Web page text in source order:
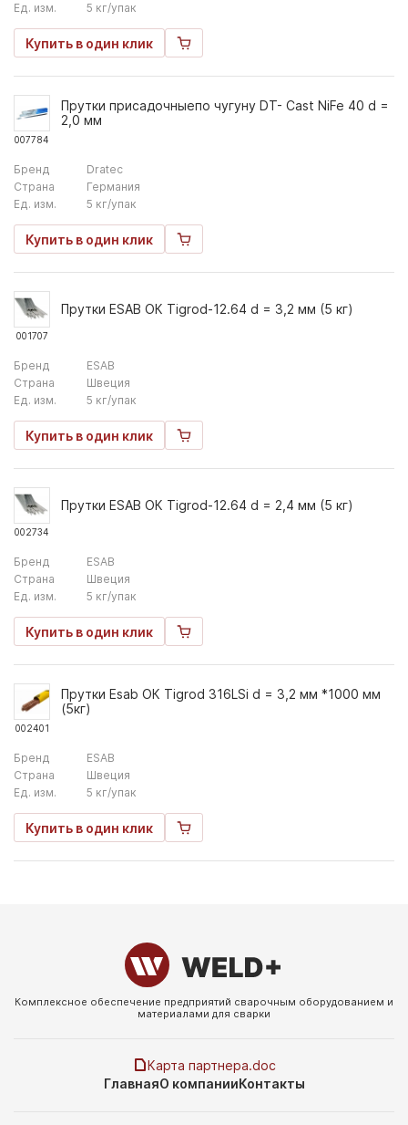
Ед. изм.
5 кг/упак
Купить в один клик
007784
Прутки присадочныепо чугуну DT- Cast NiFe 40 d =
2,0 мм
Бренд
Dratec
Страна
Германия
Ед. изм.
5 кг/упак
Купить в один клик
001707
Прутки ESAB ОК Tigrod-12.64 d = 3,2 мм (5 кг)
Бренд
ESAB
Страна
Швеция
Ед. изм.
5 кг/упак
Купить в один клик
002734
Прутки ESAB ОК Tigrod-12.64 d = 2,4 мм (5 кг)
Бренд
ESAB
Страна
Швеция
Ед. изм.
5 кг/упак
Купить в один клик
002401
Прутки Esab ОК Tigrod 316LSi d = 3,2 мм *1000 мм
(5кг)
Бренд
ESAB
Страна
Швеция
Ед. изм.
5 кг/упак
Купить в один клик
Комплексное обеспечение предприятий сварочным оборудованием и
материалами для сварки
Карта партнера.doc
ГлавнаяО компанииКонтакты